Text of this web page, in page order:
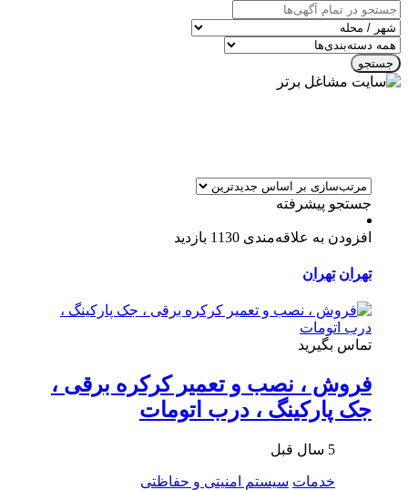
جستجو
جستجو پیشرفته
افزودن به علاقه‌مندی 1130 بازدید
تهران تهران
تماس بگیرید
فروش ، نصب و تعمیر کرکره برقی ،
جک پارکینگ ، درب اتومات
5 سال قبل
خدمات سیستم امنیتی و حفاظتی